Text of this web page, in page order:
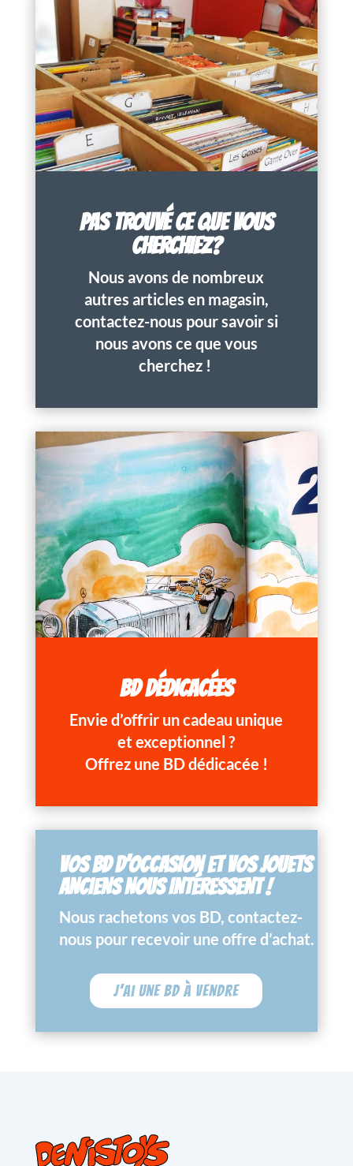
PAS TROUVÉ CE QUE VOUS
CHERCHIEZ?
Nous avons de nombreux
autres articles en magasin,
contactez-nous pour savoir si
nous avons ce que vous
cherchez !
BD DÉDICACÉES
Envie d’offrir un cadeau unique
et exceptionnel ?
Offrez une BD dédicacée !
VOS BD D’OCCASION ET VOS JOUETS
ANCIENS NOUS INTÉRESSENT !
Nous rachetons vos BD, contactez-
nous pour recevoir une offre d’achat.
J'ai une BD à vendre